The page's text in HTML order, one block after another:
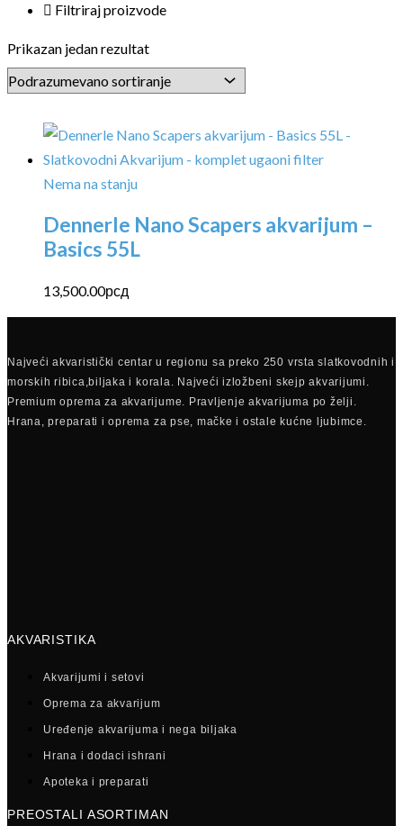
Filtriraj proizvode
Prikazan jedan rezultat
Nema na stanju
Dennerle Nano Scapers akvarijum –
Basics 55L
13,500.00рсд
Najveći akvaristički centar u regionu sa preko 250 vrsta slatkovodnih i
morskih ribica,biljaka i korala. Najveći izložbeni skejp akvarijumi.
Premium oprema za akvarijume. Pravljenje akvarijuma po želji.
Hrana, preparati i oprema za pse, mačke i ostale kućne ljubimce.
AKVARISTIKA
Akvarijumi i setovi
Oprema za akvarijum
Uređenje akvarijuma i nega biljaka
Hrana i dodaci ishrani
Apoteka i preparati
PREOSTALI ASORTIMAN